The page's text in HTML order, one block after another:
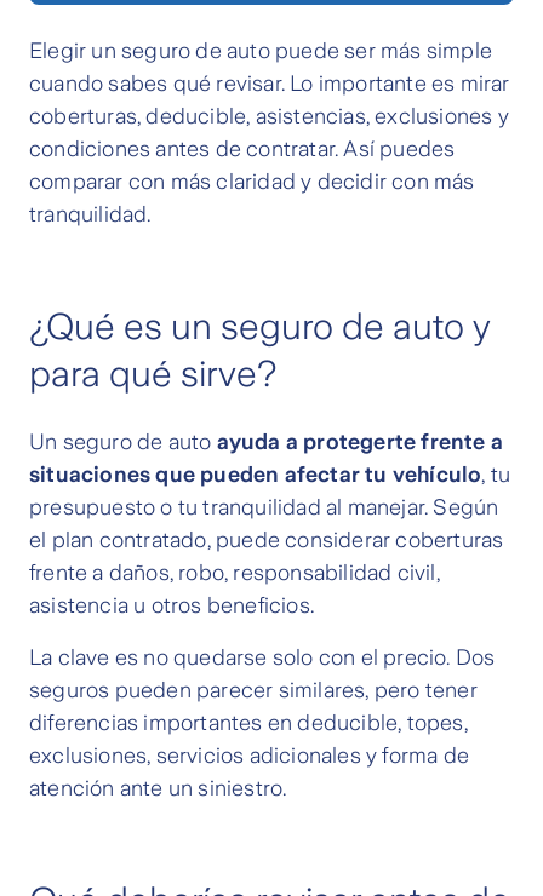
Elegir un seguro de auto puede ser más simple
cuando sabes qué revisar. Lo importante es mirar
coberturas, deducible, asistencias, exclusiones y
condiciones antes de contratar. Así puedes
comparar con más claridad y decidir con más
tranquilidad.
¿Qué es un seguro de auto y
para qué sirve?
Un seguro de auto ayuda a protegerte frente a
situaciones que pueden afectar tu vehículo, tu
presupuesto o tu tranquilidad al manejar. Según
el plan contratado, puede considerar coberturas
frente a daños, robo, responsabilidad civil,
asistencia u otros beneficios.
La clave es no quedarse solo con el precio. Dos
seguros pueden parecer similares, pero tener
diferencias importantes en deducible, topes,
exclusiones, servicios adicionales y forma de
atención ante un siniestro.